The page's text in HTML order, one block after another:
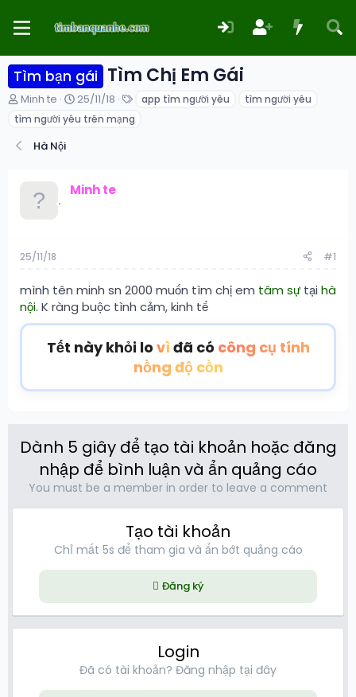
Tìm bạn gái Tìm Chị Em Gái
T
r
e
a
e
Minh te
N
à
i
25/11/18 app tìm người yêu
tìm người yêu
tìm người yêu trên mạng
Hà Nội
Minh te
25/11/18 #1
mình tên minh sn 2000 muốn tìm chị em tâm sự tại hà
nội. K ràng buộc tình cảm, kinh tế
Tết này khỏi lo vì đã có công cụ tính
nồng độ cồn
Dành 5 giây để tạo tài khoản hoặc đăng
nhập để bình luận và ẩn quảng cáo
You must be a member in order to leave a comment
Tạo tài khoản
Chỉ mất 5s để tham gia và ẩn bớt quảng cáo
Đăng ký
Login
Đã có tài khoản? Đăng nhập tại đây